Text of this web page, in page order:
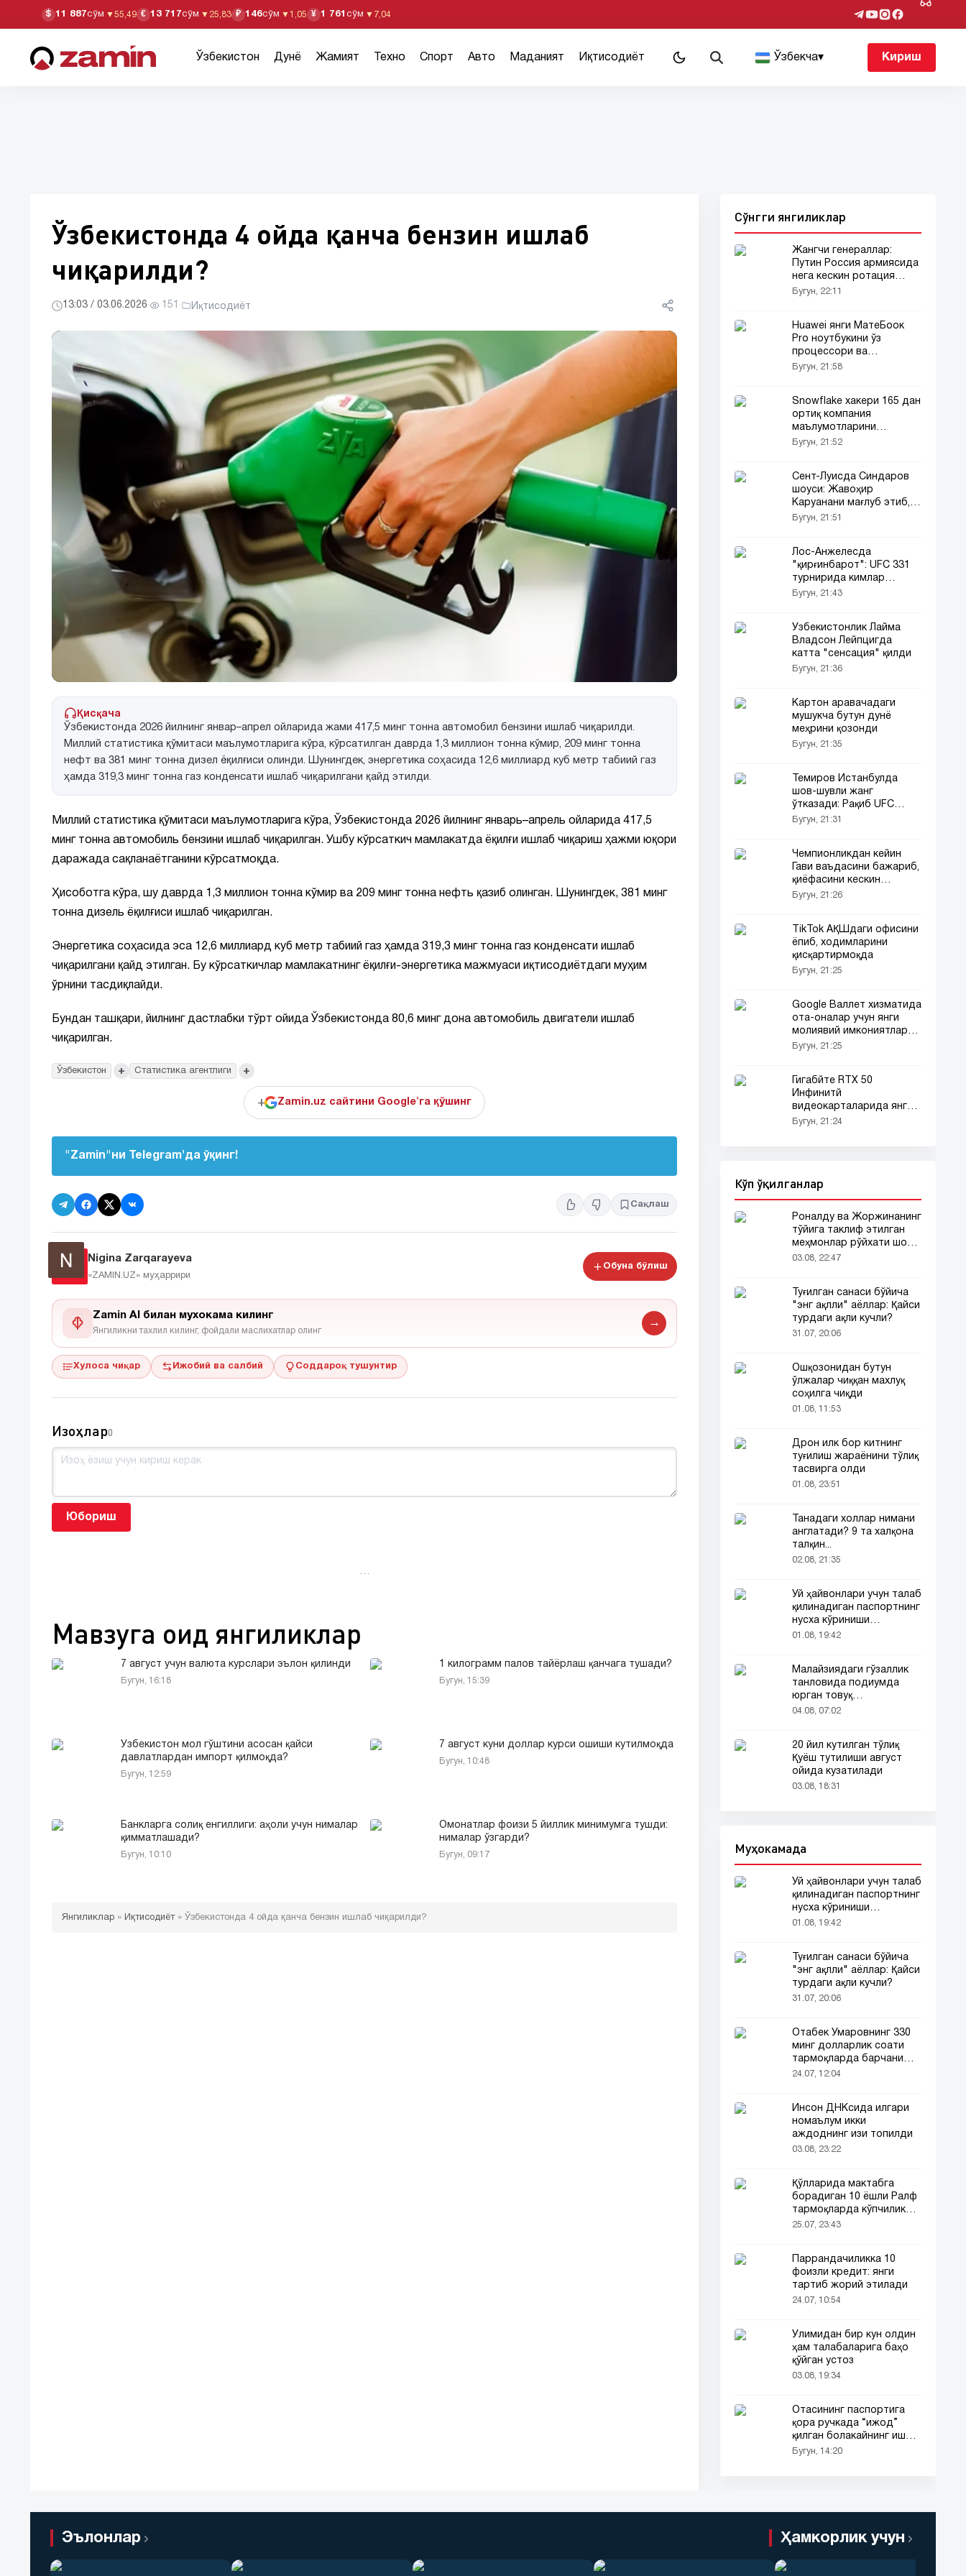
$ 11 887сўм ▼55,49 € 13 717сўм ▼ 25,83 ₽ 146сўм ▼1,05 ¥ 1 761 сўм ▼ 7,04
Ўзбекистон Дунё Жамият Техно Спорт Авто Маданият Иқтисодиёт Ўзбекча▾ Кириш
Ўзбекистонда 4 ойда қанча бензин ишлаб
чиқарилди?
13:03 / 03.06.2026· 151 · Иқтисодиёт
Қисқача
Ўзбекистонда 2026 йилнинг январ–апрел ойларида жами 417,5 минг тонна автомобил бензини ишлаб чиқарилди.
Миллий статистика қўмитаси маълумотларига кўра, кўрсатилган даврда 1,3 миллион тонна кўмир, 209 минг тонна
нефт ва 381 минг тонна дизел ёқилғиси олинди. Шунингдек, энергетика соҳасида 12,6 миллиард куб метр табиий газ
ҳамда 319,3 минг тонна газ конденсати ишлаб чиқарилгани қайд этилди.
Миллий статистика қўмитаси маълумотларига кўра, Ўзбекистонда 2026 йилнинг январь–апрель ойларида 417,5
минг тонна автомобиль бензини ишлаб чиқарилган. Ушбу кўрсаткич мамлакатда ёқилғи ишлаб чиқариш ҳажми юқори
даражада сақланаётганини кўрсатмоқда.
Ҳисоботга кўра, шу даврда 1,3 миллион тонна кўмир ва 209 минг тонна нефть қазиб олинган. Шунингдек, 381 минг
тонна дизель ёқилғиси ишлаб чиқарилган.
Энергетика соҳасида эса 12,6 миллиард куб метр табиий газ ҳамда 319,3 минг тонна газ конденсати ишлаб
чиқарилгани қайд этилган. Бу кўрсаткичлар мамлакатнинг ёқилғи-энергетика мажмуаси иқтисодиётдаги муҳим
ўрнини тасдиқлайди.
Бундан ташқари, йилнинг дастлабки тўрт ойида Ўзбекистонда 80,6 минг дона автомобиль двигатели ишлаб
чиқарилган.
Ўзбекистон + Статистика агентлиги +
+ Zamin.uz сайтини Google'га қўшинг
"Zamin"ни Telegram'да ўқинг!
Сақлаш
Nigina Zarqarayeva
«ZAMIN.UZ» муҳаррири
Обуна бўлиш
Zamin AI билан мухокама килинг
Янгиликни тахлил килинг, фойдали маслихатлар олинг
→
Хулоса чиқар Ижобий ва салбий Соддароқ тушунтир
Изоҳлар0
Юбориш
…
Мавзуга оид янгиликлар
7 август учун валюта курслари эълон қилинди
Бугун, 16:18
1 килограмм палов тайёрлаш қанчага тушади?
Бугун, 15:39
Ўзбекистон мол гўштини асосан қайси
давлатлардан импорт қилмоқда?
Бугун, 12:59
7 август куни доллар курси ошиши кутилмоқда
Бугун, 10:48
Банкларга солиқ енгиллиги: аҳоли учун нималар
қимматлашади?
Бугун, 10:10
Омонатлар фоизи 5 йиллик минимумга тушди:
нималар ўзгарди?
Бугун, 09:17
Янгиликлар » Иқтисодиёт» Ўзбекистонда 4 ойда қанча бензин ишлаб чиқарилди?
Сўнгги янгиликлар
Жангчи генераллар:
Путин Россия армиясида
нега кескин ротация
ўтказди?
Бугун, 22:11
Huawei янги МатеБоок
Pro ноутбукини ўз
процессори ва
HarmonyOS билан тақдим
Бугун, 21:58
Snowflake хакери 165 дан
ортиқ компания
маълумотларини
ўғирлагани учун айбини
Бугун, 21:52
Сент-Луисда Синдаров
шоуси: Жавоҳир
Каруанани мағлуб этиб,
2-ўринга кўтарилди!
Бугун, 21:51
Лос-Анжелесда
"қирғинбарот": UFC 331
турнирида кимлар
октагонга чиқади?
Бугун, 21:43
Ўзбекистонлик Лайма
Владсон Лейпцигда
катта "сенсация" қилди
Бугун, 21:36
Картон аравачадаги
мушукча бутун дунё
меҳрини қозонди
Бугун, 21:35
Темиров Истанбулда
шов-шувли жанг
ўтказади: Рақиб UFC
собиқ юлдузи...
Бугун, 21:31
Чемпионликдан кейин
Гави ваъдасини бажариб,
қиёфасини кескин
ўзгартирди
Бугун, 21:26
TikTok АҚШдаги офисини
ёпиб, ходимларини
қисқартирмоқда
Бугун, 21:25
Google Валлет хизматида
ота-оналар учун янги
молиявий имкониятлар
яратилди
Бугун, 21:25
Гигабйте RTX 50
Инфинитй
видеокарталарида янги
12VHPWR ечимини
Бугун, 21:24
Кўп ўқилганлар
Роналду ва Жоржинанинг
тўйига таклиф этилган
меҳмонлар рўйхати шов-
шувда
03.08, 22:47
Туғилган санаси бўйича
"энг ақлли" аёллар: Қайси
турдаги ақли кучли?
31.07, 20:06
Ошқозонидан бутун
ўлжалар чиққан махлуқ
соҳилга чиқди
01.08, 11:53
Дрон илк бор китнинг
туғилиш жараёнини тўлиқ
тасвирга олди
01.08, 23:51
Танадаги холлар нимани
англатади? 9 та халқона
талқин...
02.08, 21:35
Уй ҳайвонлари учун талаб
қилинадиган паспортнинг
нусха кўриниши
тармоқларда тарқалди
01.08, 19:42
Малайзиядаги гўзаллик
танловида подиумда
юрган товуқ
томошабинлар
04.08, 07:02
20 йил кутилган тўлиқ
Қуёш тутилиши август
ойида кузатилади
03.08, 18:31
Муҳокамада
Уй ҳайвонлари учун талаб
қилинадиган паспортнинг
нусха кўриниши
тармоқларда тарқалди
01.08, 19:42
Туғилган санаси бўйича
"энг ақлли" аёллар: Қайси
турдаги ақли кучли?
31.07, 20:06
Отабек Умаровнинг 330
минг долларлик соати
тармоқларда барчани
эътиборини тортди!
24.07, 12:04
Инсон ДНКсида илгари
номаълум икки
аждоднинг изи топилди
03.08, 23:22
Қўлларида мактабга
борадиган 10 ёшли Ралф
тармоқларда кўпчиликни
таъсирлантирди
25.07, 23:43
Паррандачиликка 10
фоизли кредит: янги
тартиб жорий этилади
24.07, 10:54
Ўлимидан бир кун олдин
ҳам талабаларига баҳо
қўйган устоз
03.08, 19:34
Отасининг паспортига
қора ручкада “ижод”
қилган болакайнинг иши
барчанинг диққатини
Бугун, 14:20
Эълонлар Ҳамкорлик учун